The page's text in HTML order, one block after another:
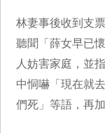
林妻事後收到支
聽聞「薛女早已
人妨害家庭，並
中恫嚇「現在就
們死」等語，再